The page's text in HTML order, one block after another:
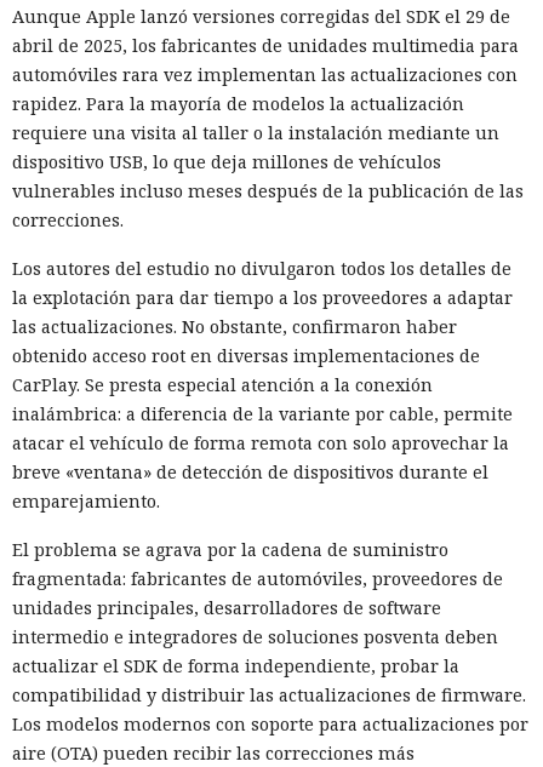
Aunque Apple lanzó versiones corregidas del SDK el 29 de
abril de 2025, los fabricantes de unidades multimedia para
automóviles rara vez implementan las actualizaciones con
rapidez. Para la mayoría de modelos la actualización
requiere una visita al taller o la instalación mediante un
dispositivo USB, lo que deja millones de vehículos
vulnerables incluso meses después de la publicación de las
correcciones.
Los autores del estudio no divulgaron todos los detalles de
la explotación para dar tiempo a los proveedores a adaptar
las actualizaciones. No obstante, confirmaron haber
obtenido acceso root en diversas implementaciones de
CarPlay. Se presta especial atención a la conexión
inalámbrica: a diferencia de la variante por cable, permite
atacar el vehículo de forma remota con solo aprovechar la
breve «ventana» de detección de dispositivos durante el
emparejamiento.
El problema se agrava por la cadena de suministro
fragmentada: fabricantes de automóviles, proveedores de
unidades principales, desarrolladores de software
intermedio e integradores de soluciones posventa deben
actualizar el SDK de forma independiente, probar la
compatibilidad y distribuir las actualizaciones de firmware.
Los modelos modernos con soporte para actualizaciones por
aire (OTA) pueden recibir las correcciones más